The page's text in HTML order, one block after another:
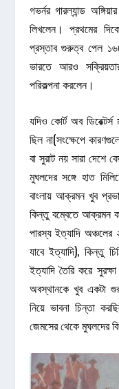
গভর্নর গারল্যান্ড
লিখলেন। প্রথমের
প্রস্তাব গুরুত্ব পেল
ভারতে আরও
পরিকল্পনা করলেন।
যদিও কোর্ট অব ডিরেক্টর্স
ছিল না(সংক্ষেপে
বা সুরাট নয় সারা দেশে
মুঘলদের সঙ্গে হাত
বাংলায় আক্রমন খুব
কিন্তু বম্বেতে আক্রমন
পারস্য ইত্যাদি
যাবে ইত্যাদি), কিন্তু
ইত্যাদি তৈরি করে
অবস্থানকে খুব একটা
নিয়ে ভাবনা চিন্তা
জেমসের থেকে মুঘলদের